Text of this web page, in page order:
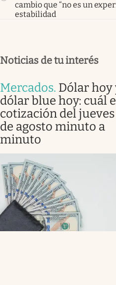
cambio que “no es un
estabilidad
Noticias de tu interés
Mercados. Dólar hoy
dólar blue hoy: cuál
cotización del jueves
de agosto minuto a
minuto